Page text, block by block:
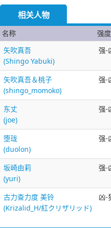
相关人物
名称 强度
矢吹真吾
(Shingo Yabuki)
强-
矢吹真吾＆桃子
(shingo_momoko)
强-
东丈
(joe)
强-
堕珑
(duolon)
强-
坂崎由莉
(yuri)
强-
古力查力度 美铃
(Krizalid_H/紅クリザリッド)
凶-